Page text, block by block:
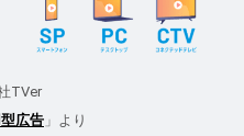
TVer
広告 」より